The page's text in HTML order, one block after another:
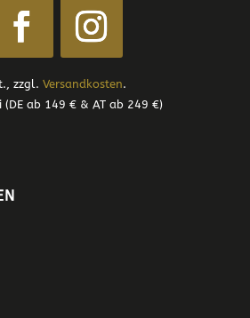
zzgl. Versandkosten.
(DE ab 149 € & AT ab 249 €)